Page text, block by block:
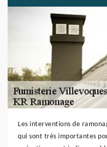
Les interventions de
qui sont très importantes